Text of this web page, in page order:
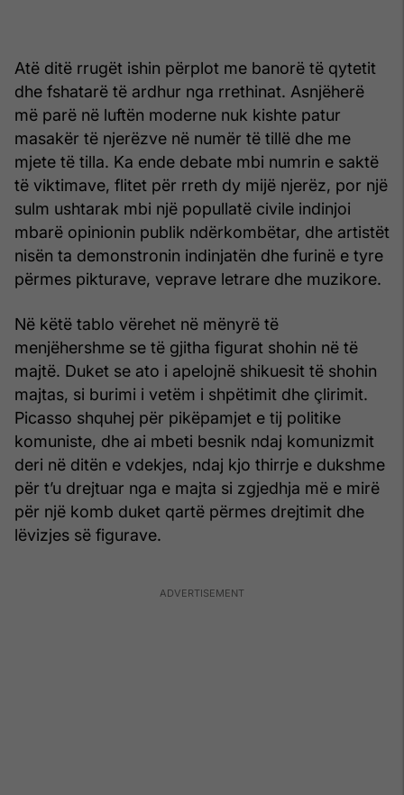
Atë ditë rrugët ishin përplot me banorë të qytetit
dhe fshatarë të ardhur nga rrethinat. Asnjëherë
më parë në luftën moderne nuk kishte patur
masakër të njerëzve në numër të tillë dhe me
mjete të tilla. Ka ende debate mbi numrin e saktë
të viktimave, flitet për rreth dy mijë njerëz, por një
sulm ushtarak mbi një popullatë civile indinjoi
mbarë opinionin publik ndërkombëtar, dhe artistët
nisën ta demonstronin indinjatën dhe furinë e tyre
përmes pikturave, veprave letrare dhe muzikore.
Në këtë tablo vërehet në mënyrë të
menjëhershme se të gjitha figurat shohin në të
majtë. Duket se ato i apelojnë shikuesit të shohin
majtas, si burimi i vetëm i shpëtimit dhe çlirimit.
Picasso shquhej për pikëpamjet e tij politike
komuniste, dhe ai mbeti besnik ndaj komunizmit
deri në ditën e vdekjes, ndaj kjo thirrje e dukshme
për t’u drejtuar nga e majta si zgjedhja më e mirë
për një komb duket qartë përmes drejtimit dhe
lëvizjes së figurave.